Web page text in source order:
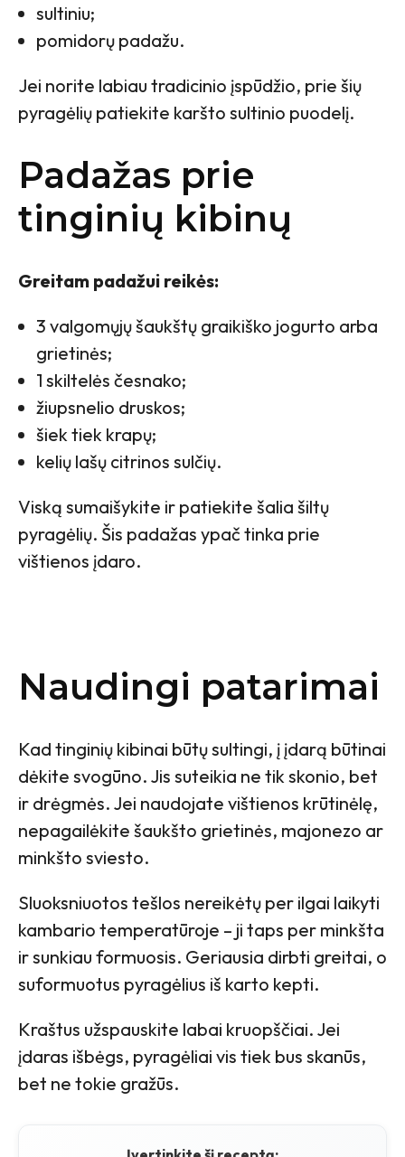
sultiniu;
pomidorų padažu.
Jei norite labiau tradicinio įspūdžio, prie šių
pyragėlių patiekite karšto sultinio puodelį.
Padažas prie
tinginių kibinų
Greitam padažui reikės:
3 valgomųjų šaukštų graikiško jogurto arba
grietinės;
1 skiltelės česnako;
žiupsnelio druskos;
šiek tiek krapų;
kelių lašų citrinos sulčių.
Viską sumaišykite ir patiekite šalia šiltų
pyragėlių. Šis padažas ypač tinka prie
vištienos įdaro.
Naudingi patarimai
Kad tinginių kibinai būtų sultingi, į įdarą būtinai
dėkite svogūno. Jis suteikia ne tik skonio, bet
ir drėgmės. Jei naudojate vištienos krūtinėlę,
nepagailėkite šaukšto grietinės, majonezo ar
minkšto sviesto.
Sluoksniuotos tešlos nereikėtų per ilgai laikyti
kambario temperatūroje – ji taps per minkšta
ir sunkiau formuosis. Geriausia dirbti greitai, o
suformuotus pyragėlius iš karto kepti.
Kraštus užspauskite labai kruopščiai. Jei
įdaras išbėgs, pyragėliai vis tiek bus skanūs,
bet ne tokie gražūs.